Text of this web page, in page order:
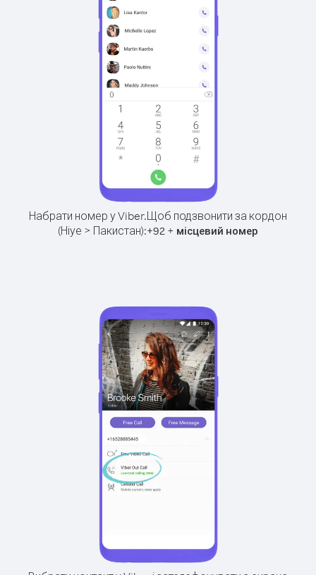
Набрати номер у Viber.Щоб подзвонити за кордон
(Ніуе > Пакистан):+92 + місцевий номер